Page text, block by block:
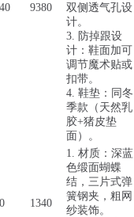
9380
双侧透气孔设
计。
3. 防掉跟设
计：鞋面加可
调节魔术贴或
扣带。
4. 鞋垫：同冬
季款（天然乳
胶+猪皮垫
面）。
1340
1. 材质：深蓝
色缎面蝴蝶
结，三片式弹
簧钢夹，粗网
纱装饰。